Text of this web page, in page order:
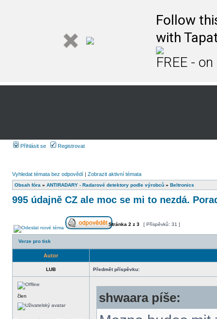
Follow
with
FREE -
Přihlásit se Registrovat
Vyhledat témata bez odpovědí | Zobrazit aktivní témata
Obsah fóra » ANTIRADARY - Radarové detektory podle výrobců » Beltronics
995 údajně CZ ale moc se mi to nezdá.
Stránka 2 z 3 [ Příspěvků: 31 ]
Verze pro tisk
Autor
LUB Předmět příspěvku:
člen shwaara píše: